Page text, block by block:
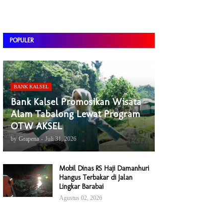
POPULER
BANK KALSEL
Bank Kalsel Promosikan Wisata
Alam Tabalong Lewat Program
OTW AKSEL
by Grapena - Juli 31, 2026
Mobil Dinas RS Haji Damanhuri
Hangus Terbakar di Jalan
Lingkar Barabai
Agustus 02, 2026